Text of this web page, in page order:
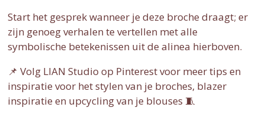
Start het gesprek wanneer je deze broche draagt; er
zijn genoeg verhalen te vertellen met alle
symbolische betekenissen uit de alinea hierboven.
📌 Volg LIAN Studio op Pinterest voor meer tips en
inspiratie voor het stylen van je broches, blazer
inspiratie en upcycling van je blouses 🧵